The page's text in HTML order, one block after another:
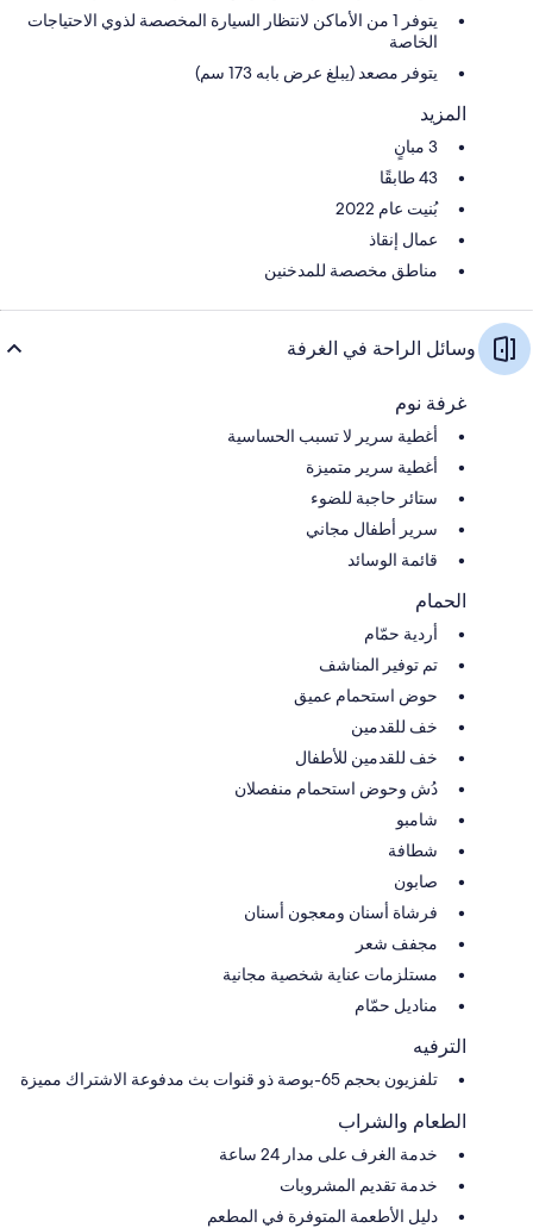
يتوفر 1 من الأماكن لانتظار السيارة المخصصة لذوي الاحتياجات
الخاصة
يتوفر مصعد (يبلغ عرض بابه 173 سم)
المزيد
3 مبانٍ
43 طابقًا
بُنيت عام 2022
عمال إنقاذ
مناطق مخصصة للمدخنين
وسائل الراحة في الغرفة
غرفة نوم
أغطية سرير لا تسبب الحساسية
أغطية سرير متميزة
ستائر حاجبة للضوء
سرير أطفال مجاني
قائمة الوسائد
الحمام
أردية حمّام
تم توفير المناشف
حوض استحمام عميق
خف للقدمين
خف للقدمين للأطفال
دُش وحوض استحمام منفصلان
شامبو
شطافة
صابون
فرشاة أسنان ومعجون أسنان
مجفف شعر
مستلزمات عناية شخصية مجانية
مناديل حمّام
الترفيه
تلفزيون بحجم 65-بوصة ذو قنوات بث مدفوعة الاشتراك مميزة
الطعام والشراب
خدمة الغرف على مدار 24 ساعة
خدمة تقديم المشروبات
دليل الأطعمة المتوفرة في المطعم